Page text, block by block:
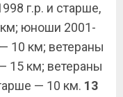
г.р. и старше,
юноши 2001-
10 км; ветераны
15 км; ветераны
— 10 км. 13